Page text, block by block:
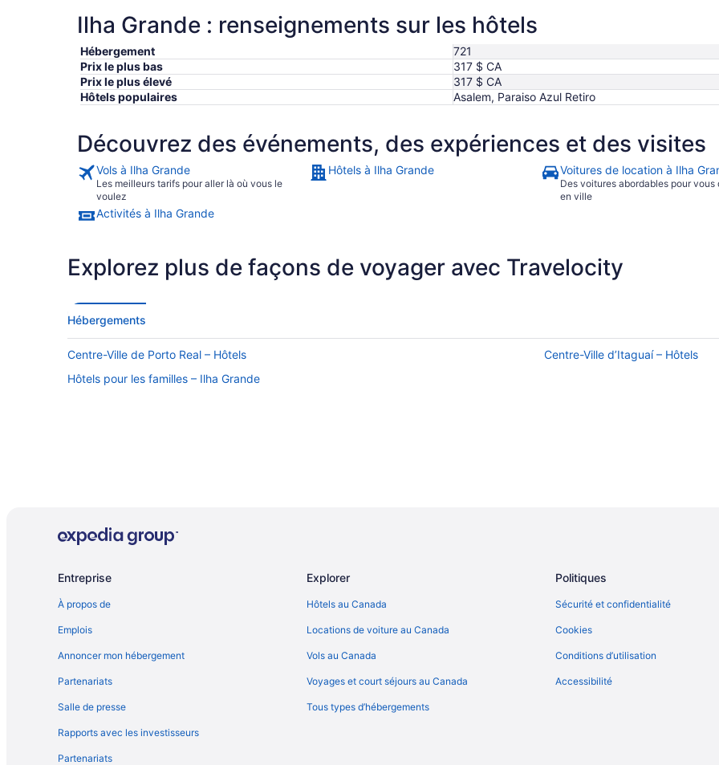
Ilha Grande : renseignements sur les hôtels
Hébergement
721
Prix le plus bas
317 $ CA
Prix le plus élevé
317 $ CA
Hôtels populaires
Asalem, Paraiso Azul Retiro
Découvrez des événements, des expériences et des visites
Vols à Ilha Grande
Les meilleurs tarifs pour aller là où vous le
voulez
Hôtels à Ilha Grande Voitures de location à Ilha
Des voitures abordables pour vous
en ville
Activités à Ilha Grande
Explorez plus de façons de voyager avec Travelocity
Hébergements
Centre-Ville de Porto Real – Hôtels
Centre-Ville d’Itaguaí – Hôtels
Hôtels pour les familles – Ilha Grande
Entreprise
À propos de
Emplois
Annoncer mon hébergement
Partenariats
Salle de presse
Rapports avec les investisseurs
Partenariats
Explorer
Hôtels au Canada
Locations de voiture au Canada
Vols au Canada
Voyages et court séjours au Canada
Tous types d’hébergements
Politiques
Sécurité et confidentialité
Cookies
Conditions d’utilisation
Accessibilité